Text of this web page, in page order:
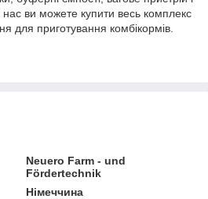
нас ви можете купити весь комплекс
для приготування комбікормів.
Neuero Farm - und
Fördertechnik
Німеччина